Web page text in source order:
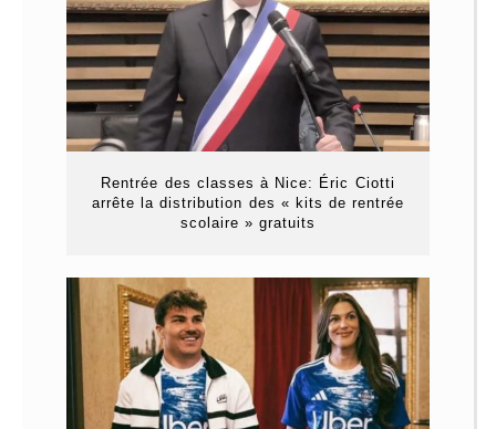
Rentrée des classes à Nice: Éric Ciotti
arrête la distribution des « kits de rentrée
scolaire » gratuits